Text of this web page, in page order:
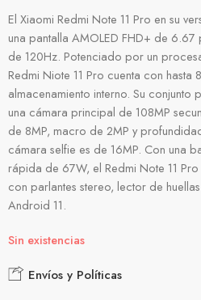
El Xiaomi Redmi Note 11 Pro en su
una pantalla AMOLED FHD+ de
de 120Hz. Potenciado por un
Redmi Niote 11 Pro cuenta con hasta
almacenamiento interno. Su conjunto
una cámara principal de 108MP
de 8MP, macro de 2MP y
cámara selfie es de 16MP. Con una
rápida de 67W, el Redmi Note 11
con parlantes stereo, lector de
Android 11.
Sin existencias
Envíos y Políticas